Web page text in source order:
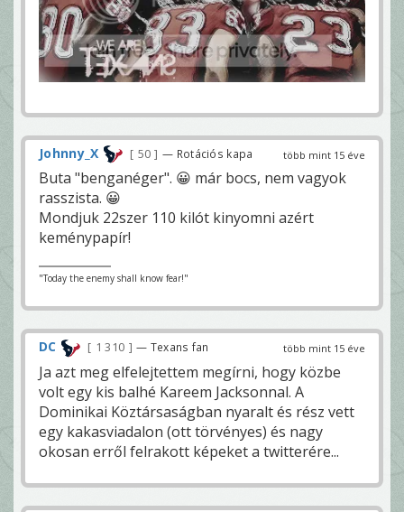
több mint 15 éve
Johnny_X 50 — Rotációs kapa
Buta "benganéger". 😀 már bocs, nem vagyok
rasszista. 😀
Mondjuk 22szer 110 kilót kinyomni azért
keménypapír!
"Today the enemy shall know fear!"
több mint 15 éve
DC 1 310 — Texans fan
Ja azt meg elfelejtettem megírni, hogy közbe
volt egy kis balhé Kareem Jacksonnal. A
Dominikai Köztársaságban nyaralt és rész vett
egy kakasviadalon (ott törvényes) és nagy
okosan erről felrakott képeket a twitterére...